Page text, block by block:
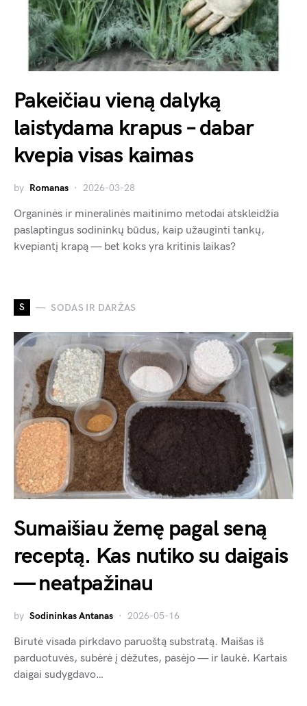
Pakeičiau vieną dalyką
laistydama krapus – dabar
kvepia visas kaimas
by Romanas 2026-03-28
Organinės ir mineralinės maitinimo metodai atskleidžia
paslaptingus sodininkų būdus, kaip užauginti tankų,
kvepiantį krapą — bet koks yra kritinis laikas?
S SODAS IR DARŽAS
Sumaišiau žemę pagal seną
receptą. Kas nutiko su daigais
— neatpažinau
by Sodininkas Antanas 2026-05-16
Birutė visada pirkdavo paruoštą substratą. Maišas iš
parduotuvės, subėrė į dėžutes, pasėjo — ir laukė. Kartais
daigai sudygdavo…